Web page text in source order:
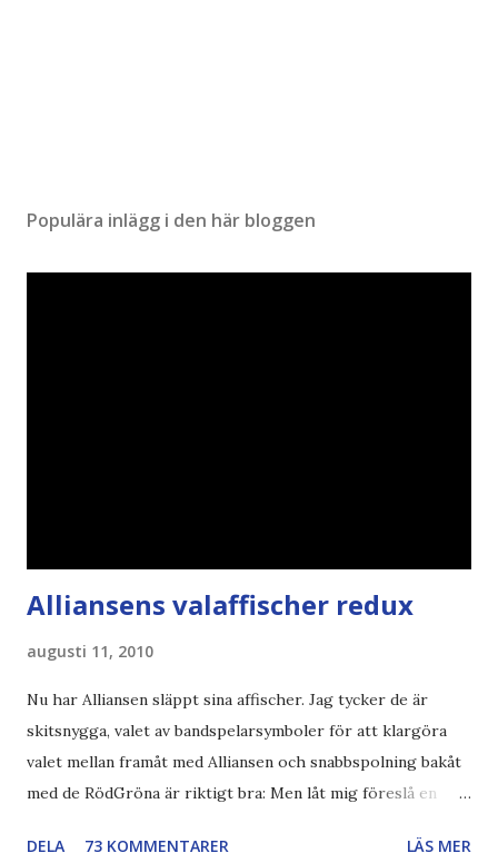
Populära inlägg i den här bloggen
Alliansens valaffischer redux
augusti 11, 2010
Nu har Alliansen släppt sina affischer. Jag tycker de är
skitsnygga, valet av bandspelarsymboler för att klargöra
valet mellan framåt med Alliansen och snabbspolning bakåt
med de RödGröna är riktigt bra: Men låt mig föreslå en
Piratpartiet FRA-lagen Kultur Upphovsrätten //Zac,
DELA 73 KOMMENTARER LÄS MER